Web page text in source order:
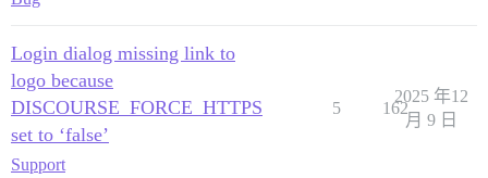
Login dialog missing link to
logo because
DISCOURSE_FORCE_HTTPS
set to ‘false’
Support
5 162
2025 年12
月 9 日